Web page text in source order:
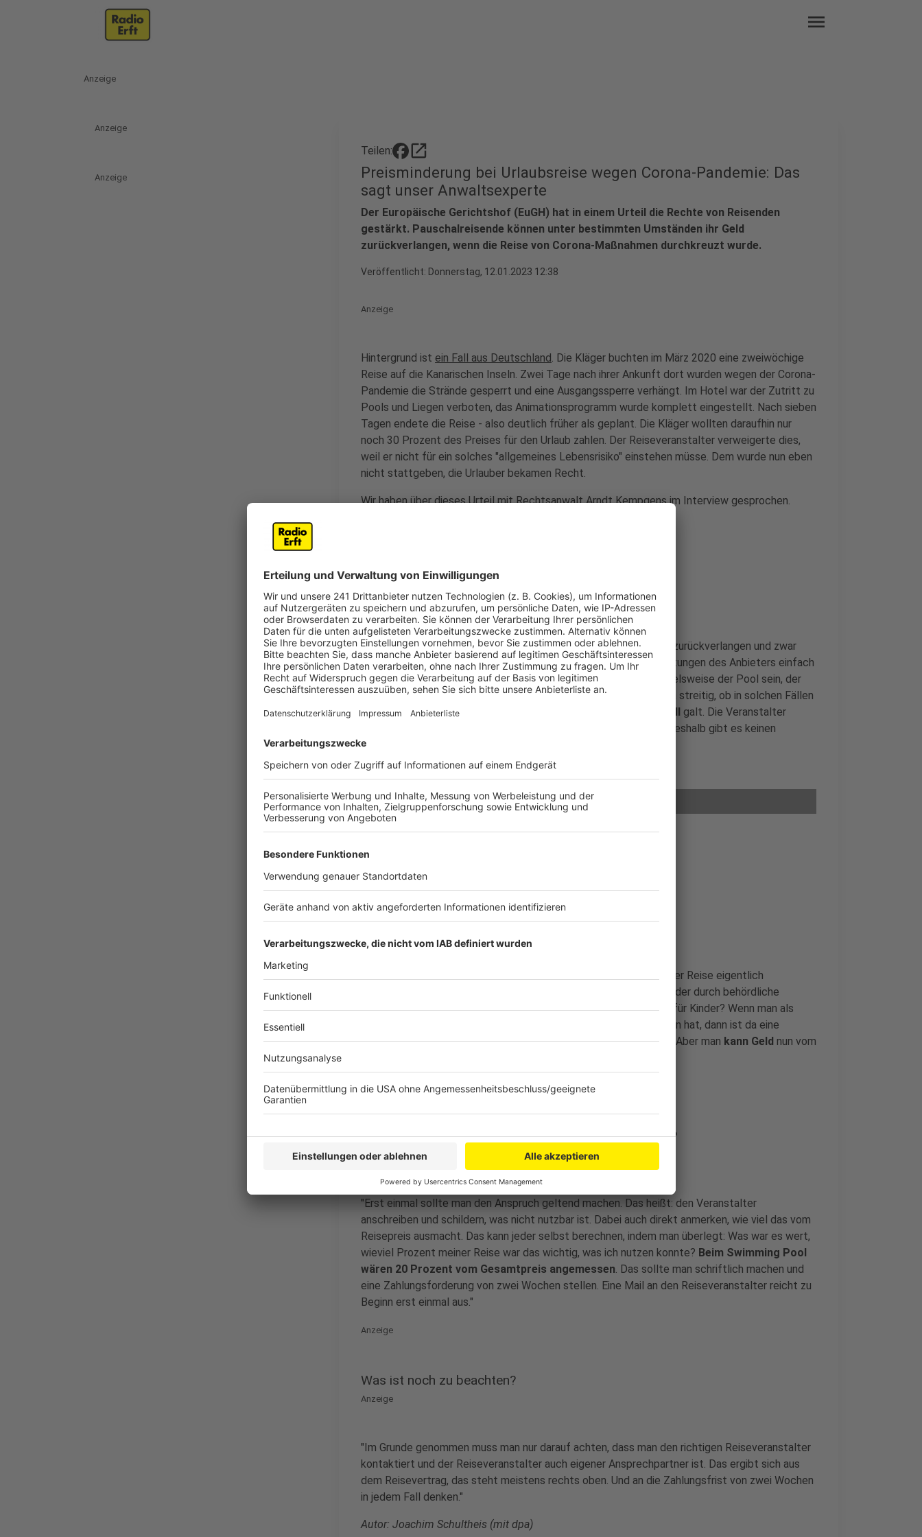
menu
Anzeige
Anzeige
Anzeige
Teilen: open_in_new
Preisminderung bei Urlaubsreise wegen Corona-Pandemie: Das
sagt unser Anwaltsexperte
Der Europäische Gerichtshof (EuGH) hat in einem Urteil die Rechte von Reisenden
gestärkt. Pauschalreisende können unter bestimmten Umständen ihr Geld
zurückverlangen, wenn die Reise von Corona-Maßnahmen durchkreuzt wurde.
Veröffentlicht: Donnerstag, 12.01.2023 12:38
Anzeige
Hintergrund ist ein Fall aus Deutschland. Die Kläger buchten im März 2020 eine zweiwöchige
Reise auf die Kanarischen Inseln. Zwei Tage nach ihrer Ankunft dort wurden wegen der Corona-
Pandemie die Strände gesperrt und eine Ausgangssperre verhängt. Im Hotel war der Zutritt zu
Pools und Liegen verboten, das Animationsprogramm wurde komplett eingestellt. Nach sieben
Tagen endete die Reise - also deutlich früher als geplant. Die Kläger wollten daraufhin nur
noch 30 Prozent des Preises für den Urlaub zahlen. Der Reiseveranstalter verweigerte dies,
weil er nicht für ein solches "allgemeines Lebensrisiko" einstehen müsse. Dem wurde nun eben
nicht stattgeben, die Urlauber bekamen Recht.
Wir haben über dieses Urteil mitRechtsanwalt Arndt Kempgensim Interview gesprochen.
Was bedeutet das Urteil für Reisende?
Anzeige
"Das ist ein gutes Urteil für Reisende, denn sie können jetzt Geld zurückverlangen und zwar
genau in den Fällen, in denen sie im Urlaub waren und Vertragsleistungen des Anbieters einfach
nicht erbracht wurden, wie vertraglich vereinbart. Das kann beispielsweise der Pool sein, der
coronabedingt nicht nutzbar war oder das Fitnessstudio. Es war ja streitig, ob in solchen Fällen
das sozusagen eine Einschränkung der Reise ist, weil das ja
überall galt. Die Veranstalter
haben oft so argumentiert, von wegen: 'Wir können nichts dafür, deshalb gibt es keinen
Minderungsbetrag.' Damit ist jetzt Schluss."
Anzeige
©RA Kempgens
Anzeige
Was muss ein Verbraucher nun wissen?
"Verbraucher sollten sich jetzt genau überlegen: Was wurde auf der Reise eigentlich
versprochen, was ist weggefallen, egal ob durch coronbedingte oder durch behördliche
Auflagen, beispielsweise der Swimming-Pool oder die Mini-Disco für Kinder? Wenn man als
eigentlicher Nutzer dieser Angebote damit einen Nachteil erfahren hat, dann ist da eine
Minderung möglich. Wie viel, das ist wohl vom Einzelfall abhängig. Aber man kann Geld nun vom
Anzeige
Muss der Verbraucher selbst aktiv werden und klagen?
Anzeige
"Erst einmal sollte man den Anspruch geltend machen. Das heißt: den Veranstalter
anschreiben und schildern, was nicht nutzbar ist. Dabei auch direkt anmerken, wie viel das vom
Reisepreis ausmacht. Das kann jeder selbst berechnen, indem man überlegt: Was war es wert,
wieviel Prozent meiner Reise war das wichtig, was ich nutzen konnte? Beim Swimming Pool
wären 20 Prozent vom Gesamtpreis angemessen. Das sollte man schriftlich machen und
eine Zahlungsforderung von zwei Wochen stellen. Eine Mail an den Reiseveranstalter reicht zu
Beginn erst einmal aus."
Anzeige
Was ist noch zu beachten?
Anzeige
"Im Grunde genommen muss man nur darauf achten, dass man den richtigen Reiseveranstalter
kontaktiert und der Reiseveranstalter auch eigener Ansprechpartner ist. Das ergibt sich aus
dem Reisevertrag, das steht meistens rechts oben. Und an die Zahlungsfrist von zwei Wochen
in jedem Fall denken."
Autor: Joachim Schultheis (mit dpa)